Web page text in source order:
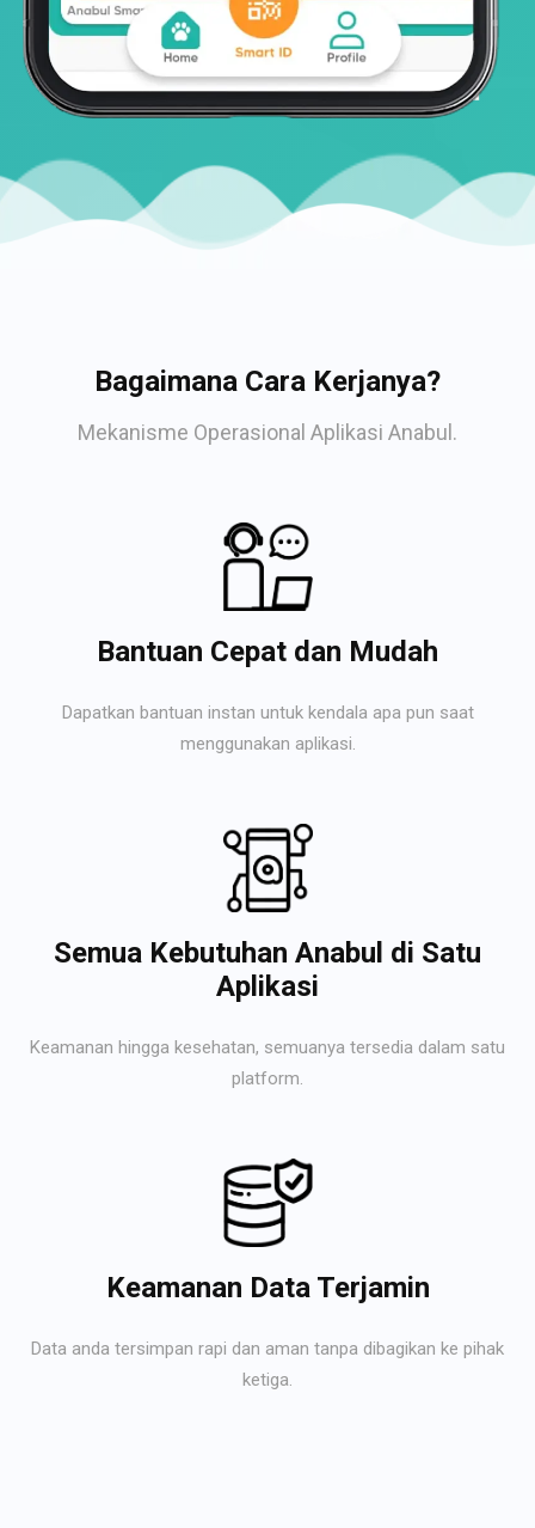
Bagaimana Cara Kerjanya?
Mekanisme Operasional Aplikasi Anabul.
Bantuan Cepat dan Mudah
Dapatkan bantuan instan untuk kendala apa pun saat
menggunakan aplikasi.
Semua Kebutuhan Anabul di Satu
Aplikasi
Keamanan hingga kesehatan, semuanya tersedia dalam satu
platform.
Keamanan Data Terjamin
Data anda tersimpan rapi dan aman tanpa dibagikan ke pihak
ketiga.